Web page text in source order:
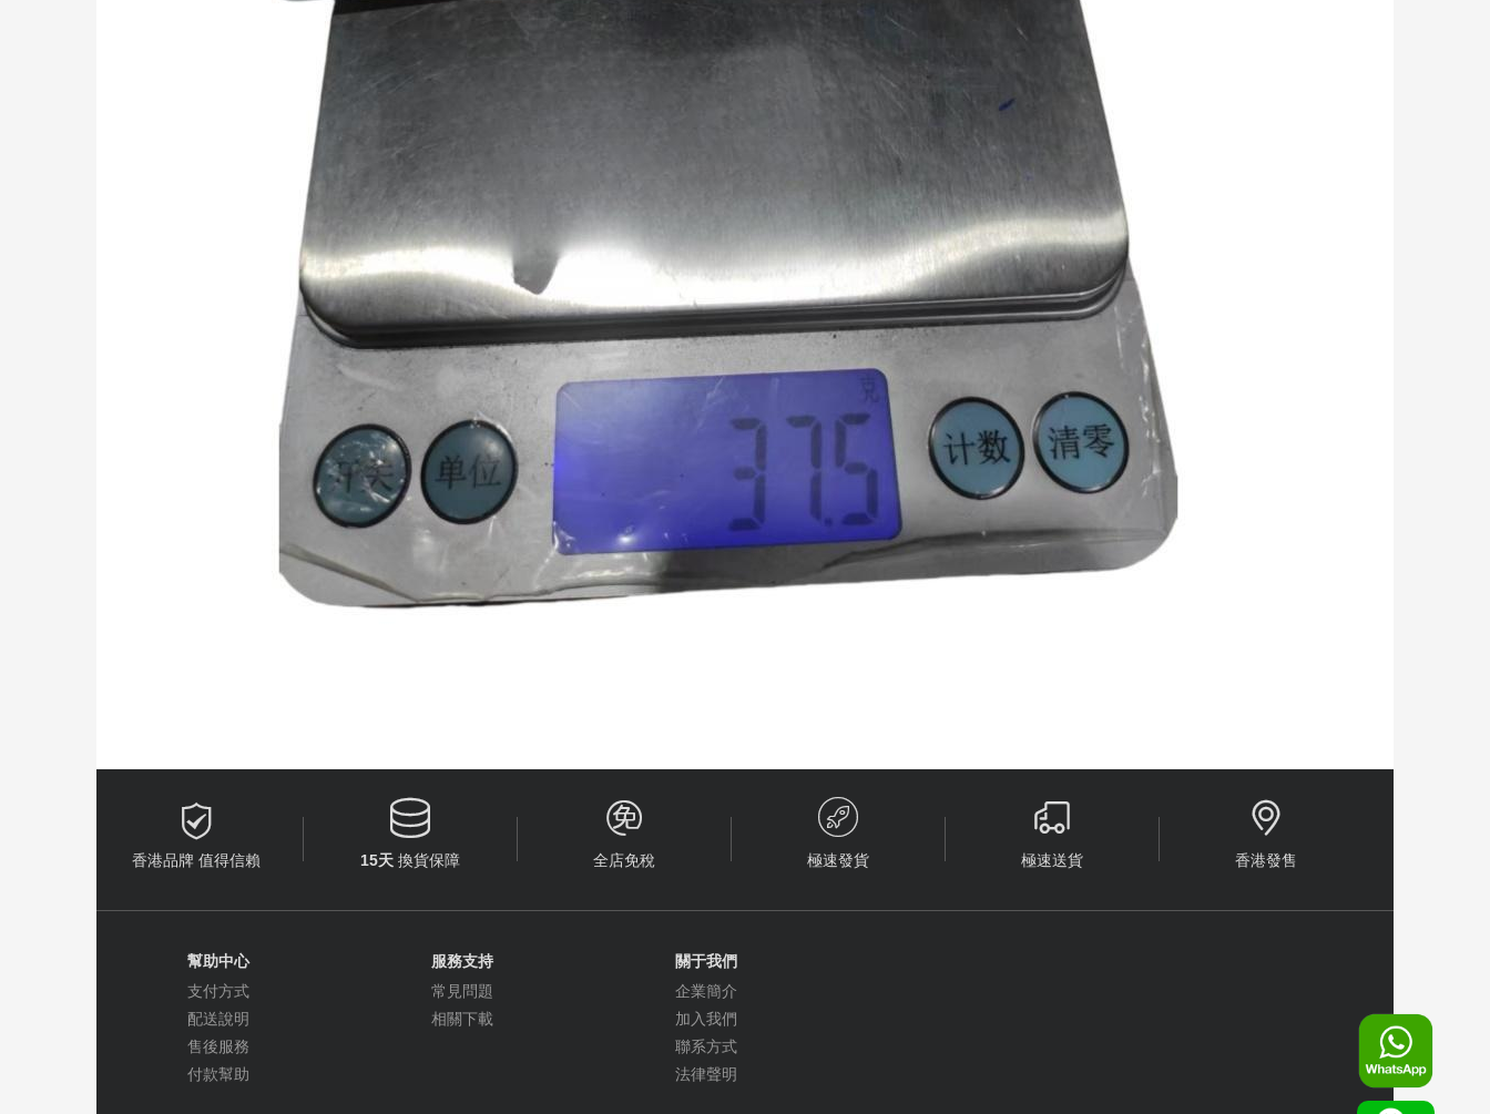

香港品牌 值得信賴

15天 換貨保障

全店免稅

極速發貨

極速送貨

香港發售
幫助中心
支付方式
配送說明
售後服務
付款幫助
服務支持
常見問題
相關下載
關于我們
企業簡介
加入我們
聯系方式
法律聲明